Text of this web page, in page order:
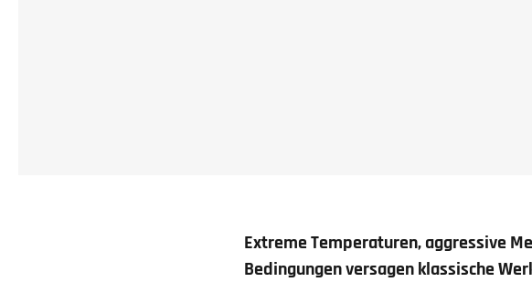
Extreme Temperaturen, aggressive
Bedingungen versagen klassische